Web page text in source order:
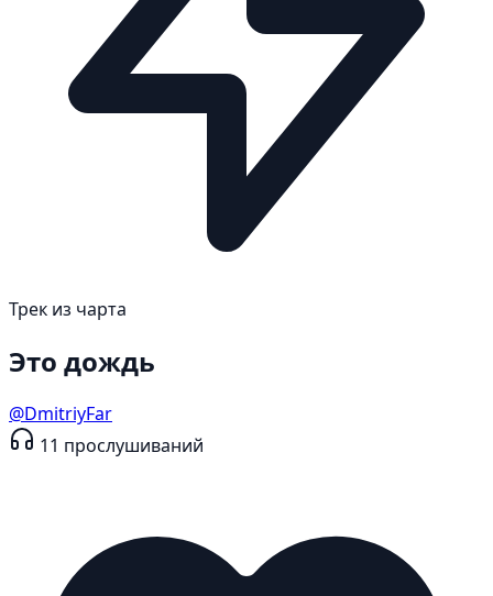
Трек из чарта
Это дождь
@DmitriyFar
11 прослушиваний